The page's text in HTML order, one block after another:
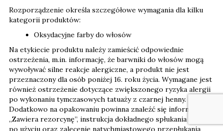
Rozporządzenie określa szczegółowe wymagania dla kilku
kategorii produktów:
Oksydacyjne farby do włosów
Na etykiecie produktu należy zamieścić odpowiednie
ostrzeżenia, m.in. informację, że barwniki do włosów mogą
wywoływać silne reakcje alergiczne, a produkt nie jest
przeznaczony dla osób poniżej 16. roku życia. Wymagane jest
również ostrzeżenie dotyczące zwiększonego ryzyka alergii
po wykonaniu tymczasowych tatuaży z czarnej henny.
Dodatkowo na opakowaniu powinna znaleźć się informacja
„Zawiera rezorcynę”, instrukcja dokładnego spłukania włosów
po użyciu oraz zalecenie natychmiastowego przepłukania